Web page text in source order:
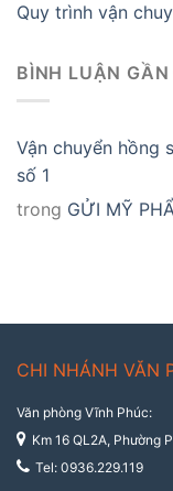
Quy trình vận
BÌNH LUẬN
Vận chuyển hồng
số 1
trong GỬI MỸ
CHI NHÁNH VĂN
Văn phòng Vĩnh Phúc:
Km 16 QL2A, Phường
Tel: 0936.229.119